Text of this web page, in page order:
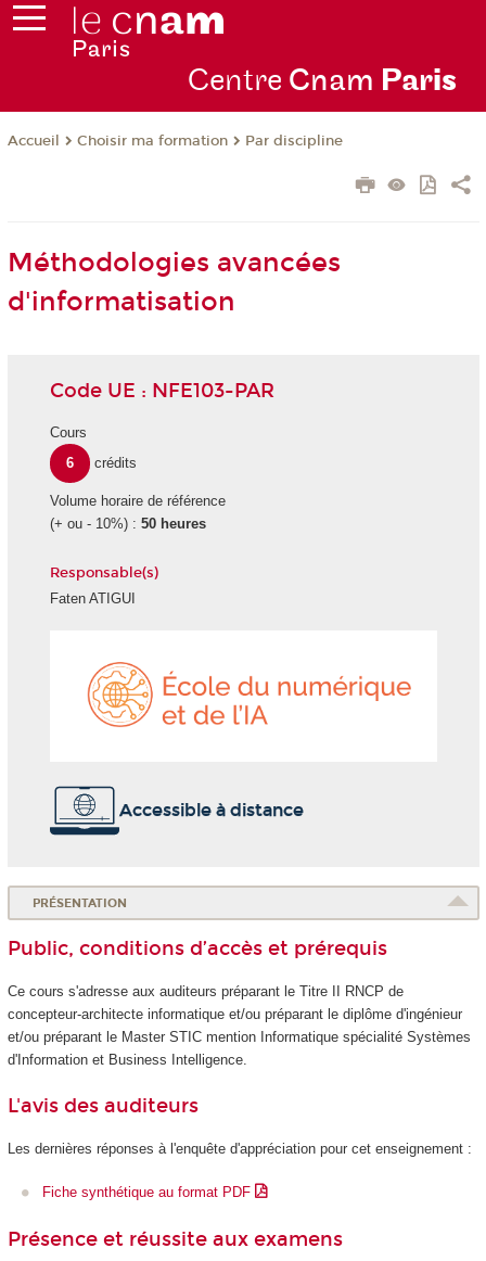
Centre Cnam Paris
Accueil Choisir ma formation Par discipline
Méthodologies avancées
d'informatisation
Code UE : NFE103-PAR
Cours
6
crédits
Volume horaire de référence
(+ ou - 10%) : 50 heures
Responsable(s)
Faten ATIGUI
Accessible à distance
PRÉSENTATION
Public, conditions d’accès et prérequis
Ce cours s'adresse aux auditeurs préparant le Titre II RNCP de
concepteur-architecte informatique et/ou préparant le diplôme d'ingénieur
et/ou préparant le Master STIC mention Informatique spécialité Systèmes
d'Information et Business Intelligence.
L'avis des auditeurs
Les dernières réponses à l'enquête d'appréciation pour cet enseignement :
Fiche synthétique au format PDF
Présence et réussite aux examens